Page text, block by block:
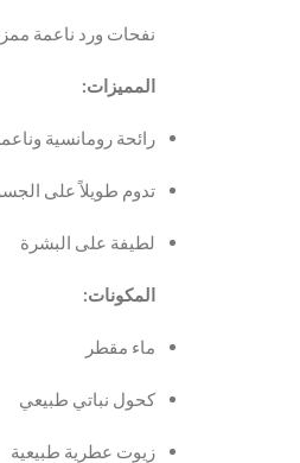
نفحات ورد ناعمة
المميزات:
رائحة رومانسية
تدوم طويلاً على
لطيفة على البشرة
المكونات:
ماء مقطر
كحول نباتي طبيعي
زيوت عطرية طبيعية